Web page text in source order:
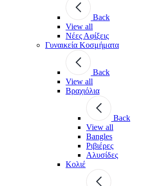
Back
View all
Νέες Αφίξεις
Γυναικεία Κοσμήματα
Back
View all
Βραχιόλια
Back
View all
Bangles
Ριβιέρες
Αλυσίδες
Κολιέ